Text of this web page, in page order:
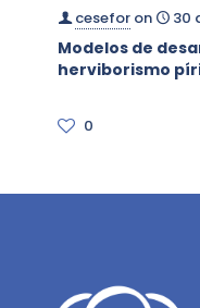
cesefor on 30
Modelos de
herviborismo
0